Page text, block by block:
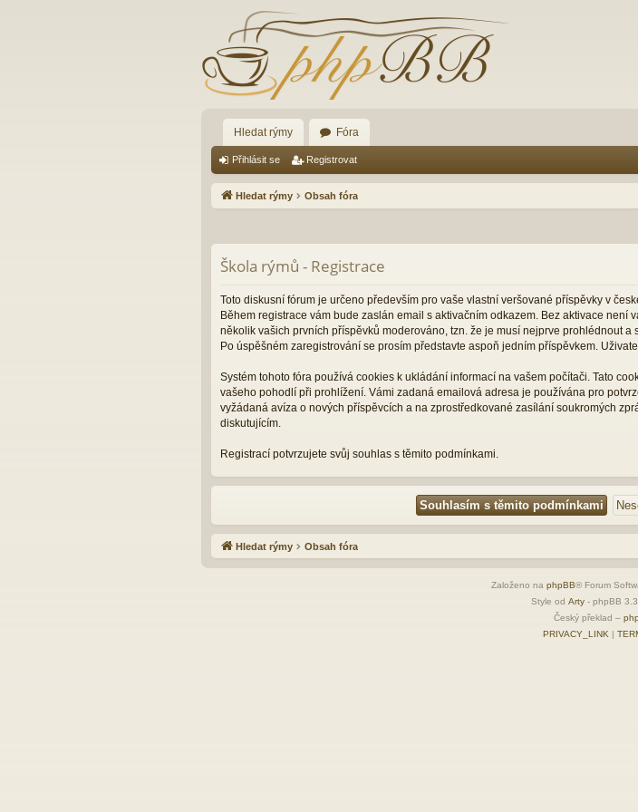
Hledat rýmy Fóra
Přihlásit se Registrovat
Hledat rýmy Obsah fóra
Škola rýmů - Registrace
Toto diskusní fórum je určeno především pro vaše vlastní veršované příspěvky v
Během registrace vám bude zaslán email s aktivačním odkazem. Bez aktivace
několik vašich prvních příspěvků moderováno, tzn. že je musí nejprve prohlédnout a
Po úspěšném zaregistrování se prosím představte aspoň jedním příspěvkem.
Systém tohoto fóra používá cookies k ukládání informací na vašem počítači. Tato
vašeho pohodlí při prohlížení. Vámi zadaná emailová adresa je používána pro
vyžádaná avíza o nových příspěvcích a na zprostředkované zasílání soukromých
diskutujícím.
Registrací potvrzujete svůj souhlas s těmito podmínkami.
Hledat rýmy Obsah fóra
Založeno na phpBB® Forum
Style od Arty - phpBB
Český překlad –
PRIVACY_LINK |